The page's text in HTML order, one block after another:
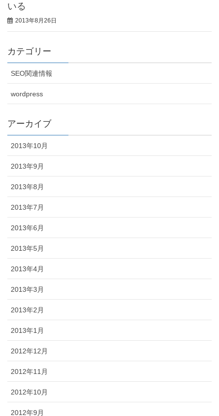
いる
2013年8月26日
カテゴリー
SEO関連情報
wordpress
アーカイブ
2013年10月
2013年9月
2013年8月
2013年7月
2013年6月
2013年5月
2013年4月
2013年3月
2013年2月
2013年1月
2012年12月
2012年11月
2012年10月
2012年9月